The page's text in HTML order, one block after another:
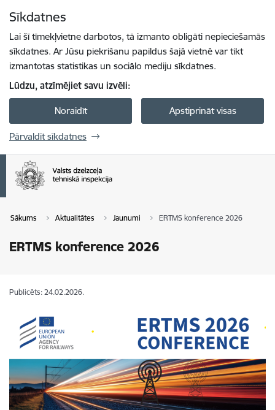
Sīkdatnes
Lai šī tīmekļvietne darbotos, tā izmanto obligāti nepieciešamās
sīkdatnes. Ar Jūsu piekrišanu papildus šajā vietnē var tikt
izmantotas statistikas un sociālo mediju sīkdatnes.
Lūdzu, atzīmējiet savu izvēli:
Noraidīt Apstiprināt visas
Pārvaldīt sīkdatnes
Sākums Aktualitātes Jaunumi ERTMS konference 2026
ERTMS konference 2026
Publicēts: 24.02.2026.